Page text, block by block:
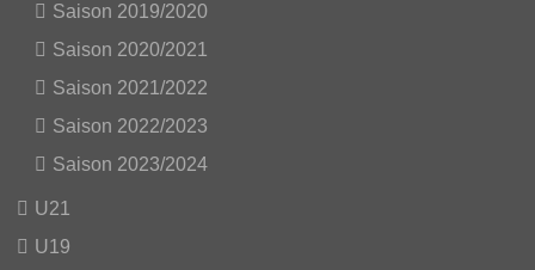
Saison 2019/2020
Saison 2020/2021
Saison 2021/2022
Saison 2022/2023
Saison 2023/2024
U21
U19